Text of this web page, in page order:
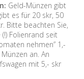
Geld-Münzen gibt
es für 20 skr, 50
Bitte beachten Sie,
Folienrand seit
nehmen” 1,-
an. An
mit 5,- skr